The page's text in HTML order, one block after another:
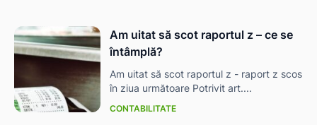
Am uitat să scot raportul z – ce se
întâmplă?
Am uitat să scot raportul z - raport z scos
în ziua următoare Potrivit art....
CONTABILITATE